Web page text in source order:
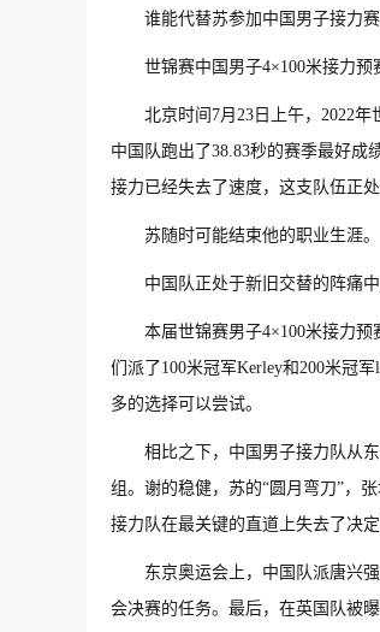
谁能代替苏参加中国男子接力赛
世锦赛中国男子4×100米接力预
北京时间7月23日上午，2022
中国队跑出了38.83秒的赛季最好成
接力已经失去了速度，这支队伍正
苏随时可能结束他的职业生涯。
中国队正处于新旧交替的阵痛中
本届世锦赛男子4×100米接力
们派了100米冠军Kerley和200米冠
多的选择可以尝试。
相比之下，中国男子接力队从
组。谢的稳健，苏的“圆月弯刀”，
接力队在最关键的直道上失去了决定
东京奥运会上，中国队派唐兴
会决赛的任务。最后，在英国队被